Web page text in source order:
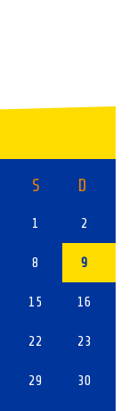
S D
1 2
8 9
15 16
22 23
29 30